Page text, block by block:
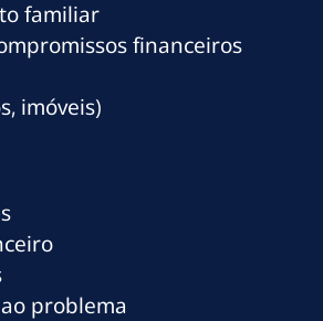
familiar
financeiros
imóveis)
problema